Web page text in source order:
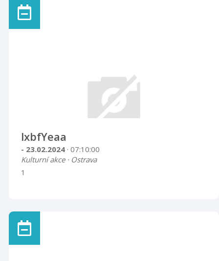
lxbfYeaa
- 23.02.2024 · 07:10:00
Kulturní akce · Ostrava
1